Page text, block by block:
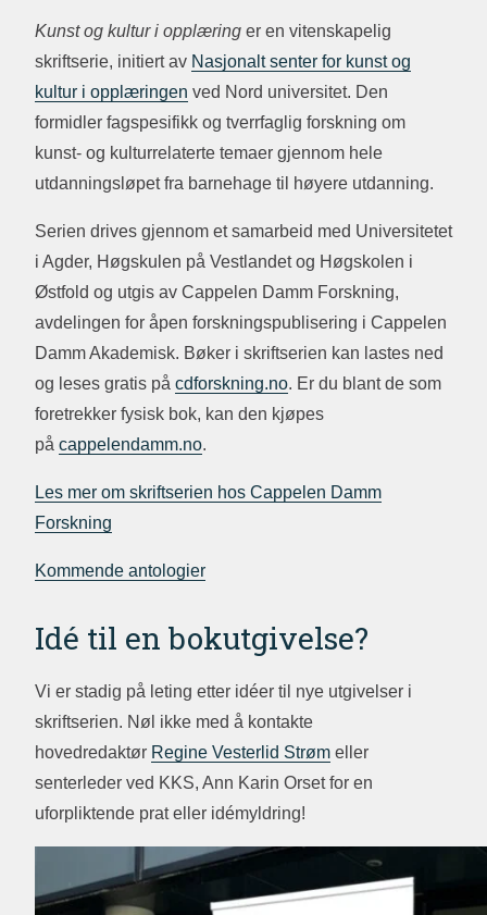
Kunst og kultur i opplæring er en vitenskapelig
skriftserie, initiert av Nasjonalt senter for kunst og
kultur i opplæringen ved Nord universitet. Den
formidler fagspesifikk og tverrfaglig forskning om
kunst- og kulturrelaterte temaer gjennom hele
utdanningsløpet fra barnehage til høyere utdanning.
Serien drives gjennom et samarbeid med Universitetet
i Agder, Høgskulen på Vestlandet og Høgskolen i
Østfold og utgis av Cappelen Damm Forskning,
avdelingen for åpen forskningspublisering i Cappelen
Damm Akademisk. Bøker i skriftserien kan lastes ned
og leses gratis på cdforskning.no. Er du blant de som
foretrekker fysisk bok, kan den kjøpes
på cappelendamm.no.
Les mer om skriftserien hos Cappelen Damm
Forskning
Kommende antologier
Idé til en bokutgivelse?
Vi er stadig på leting etter idéer til nye utgivelser i
skriftserien. Nøl ikke med å kontakte
hovedredaktør Regine Vesterlid Strøm eller
senterleder ved KKS, Ann Karin Orset for en
uforpliktende prat eller idémyldring!